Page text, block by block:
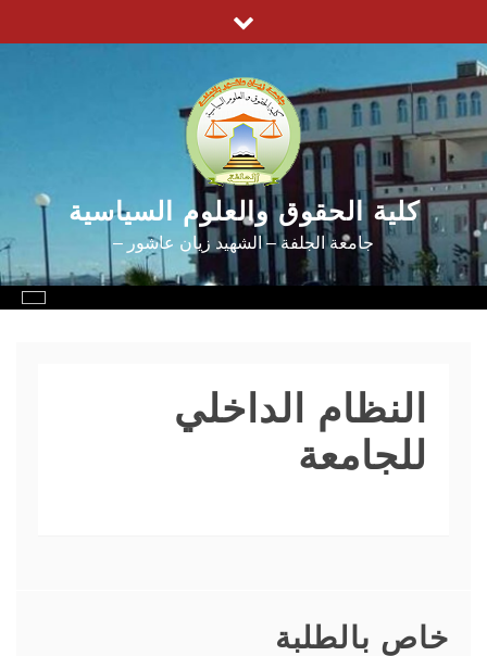
to
content
كلية الحقوق والعلوم السياسية
جامعة الجلفة – الشهيد زيان عاشور –
النظام الداخلي
للجامعة
خاص بالطلبة